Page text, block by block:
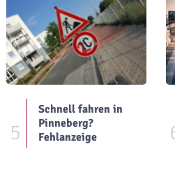
5
Schnell fahren in
Pinneberg?
Fehlanzeige